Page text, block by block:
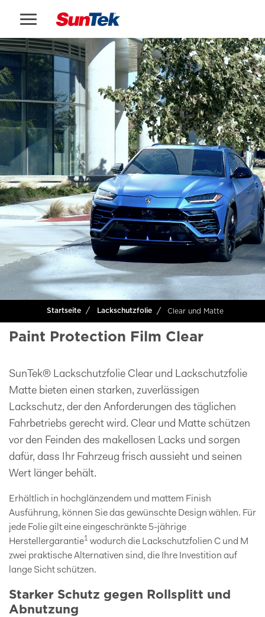
Startseite Lackschutzfolie Clear und Matte
Paint Protection Film Clear
SunTek® Lackschutzfolie Clear und Lackschutzfolie
Matte bieten einen starken, zuverlässigen
Lackschutz, der den Anforderungen des täglichen
Fahrbetriebs gerecht wird. Clear und Matte schützen
vor den Feinden des makellosen Lacks und sorgen
dafür, dass Ihr Fahrzeug frisch aussieht und seinen
Wert länger behält.
Erhältlich in hochglänzendem und mattem Finish
Ausführung, können Sie das gewünschte Design wählen. Für
jede Folie gilt eine eingeschränkte 5-jährige
Herstellergarantie1 wodurch die Lackschutzfolien C und M
zwei praktische Alternativen sind, die Ihre Investition auf
lange Sicht schützen.
Starker Schutz gegen Rollsplitt und
Abnutzung